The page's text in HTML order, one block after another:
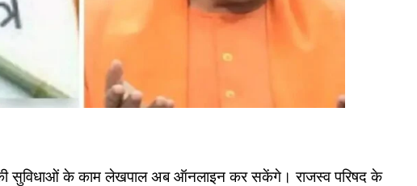
की सुविधाओं के काम लेखपाल अब ऑनलाइन कर सकेंगे। राजस्व परिषद के